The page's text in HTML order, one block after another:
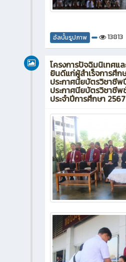
อัลบั้มรูปภาพ 13813
โครงการปัจฉิมนิเทศแ
ยินดีแก่ผู้สำเร็จการศึก
ประกาศนียบัตรวิชาชีพ
ประกาศนียบัตรวิชาชี
ประจำปีการศึกษา 2567